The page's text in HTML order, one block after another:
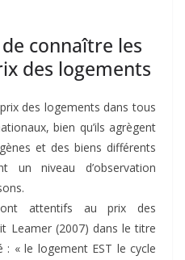
connaître les
des logements
des logements dans tous
bien qu’ils agrègent
et des biens différents
niveau d’observation
attentifs au prix des
Leamer (2007) dans le titre
: « le logement EST le cycle